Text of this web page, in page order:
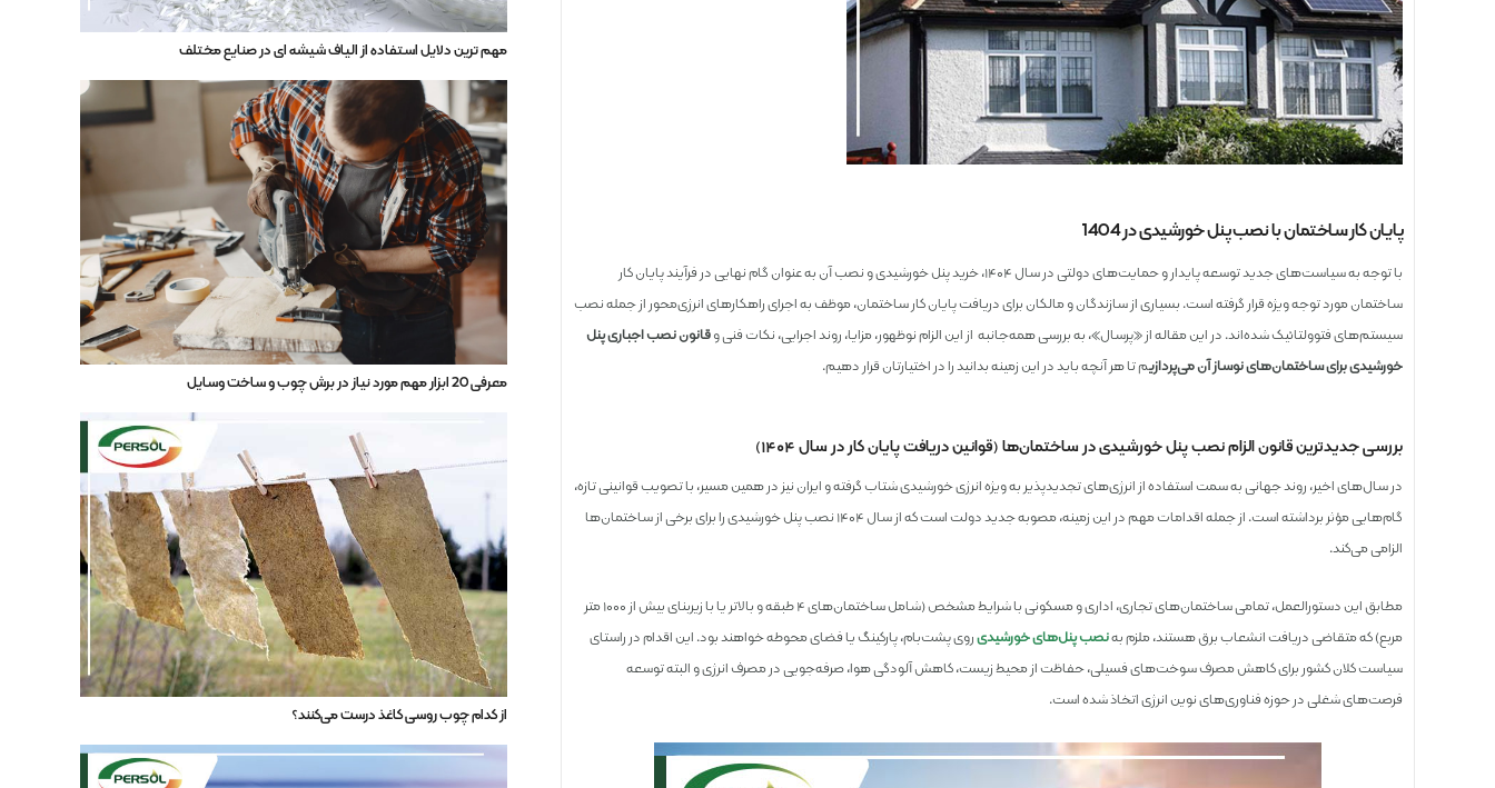
پایان کار ساختمان با نصب پنل خورشیدی در 1404
با توجه به سیاست‌های جدید توسعه پایدار و حمایت‌های دولتی در سال ۱۴۰۴، خرید پنل خورشیدی و نصب آن به عنوان گام نهایی در فرآیند پایان کار
ساختمان مورد توجه ویژه قرار گرفته است. بسیاری از سازندگان و مالکان برای دریافت پایان کار ساختمان، موظف به اجرای راهکارهای انرژی‌محور از جمله نصب
سیستم‌های فتوولتائیک شده‌اند. در این مقاله از «پرسال»، به بررسی همه‌جانبه از این الزام نوظهور، مزایا، روند اجرایی، نکات فنی وقانون نصب اجباری پنل
خورشیدی برای ساختمان‌های نوساز آن می‌پردازیم تا هر آنچه باید در این زمینه بدانید را در اختیارتان قرار دهیم.
بررسی جدیدترین قانون الزام نصب پنل خورشیدی در ساختمان‌ها (قوانین دریافت پایان کار در سال ۱۴۰۴)
در سال‌های اخیر، روند جهانی به سمت استفاده از انرژی‌های تجدیدپذیر به‌ ویژه انرژی خورشیدی شتاب گرفته و ایران نیز در همین مسیر، با تصویب قوانینی تازه،
گام‌هایی مؤثر برداشته است. از جمله اقدامات مهم در این زمینه، مصوبه جدید دولت است که از سال ۱۴۰۴ نصب پنل خورشیدی را برای برخی از ساختمان‌ها
الزامی می‌کند.
مطابق این دستورالعمل، تمامی ساختمان‌های تجاری، اداری و مسکونی با شرایط مشخص (شامل ساختمان‌های ۴ طبقه و بالاتر یا با زیربنای بیش از ۱۰۰۰ متر
مربع) که متقاضی دریافت انشعاب برق هستند، ملزم بهنصب پنل‌های خورشیدیروی پشت‌بام، پارکینگ یا فضای محوطه خواهند بود. این اقدام در راستای
سیاست کلان کشور برای کاهش مصرف سوخت‌های فسیلی، حفاظت از محیط‌ زیست، کاهش آلودگی هوا، صرفه‌جویی در مصرف انرژی و البته توسعه
فرصت‌های شغلی در حوزه فناوری‌های نوین انرژی اتخاذ شده است.
مهم ترین دلایل استفاده از الیاف شیشه ‌ای در صنایع مختلف
معرفی 20 ابزار مهم مورد نیاز در برش چوب و ساخت وسایل
از کدام چوب روسی کاغذ درست می‌کنند؟